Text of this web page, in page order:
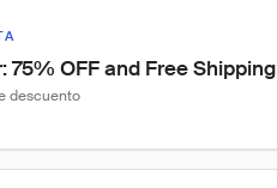
75% OFF and Free Shipping
descuento